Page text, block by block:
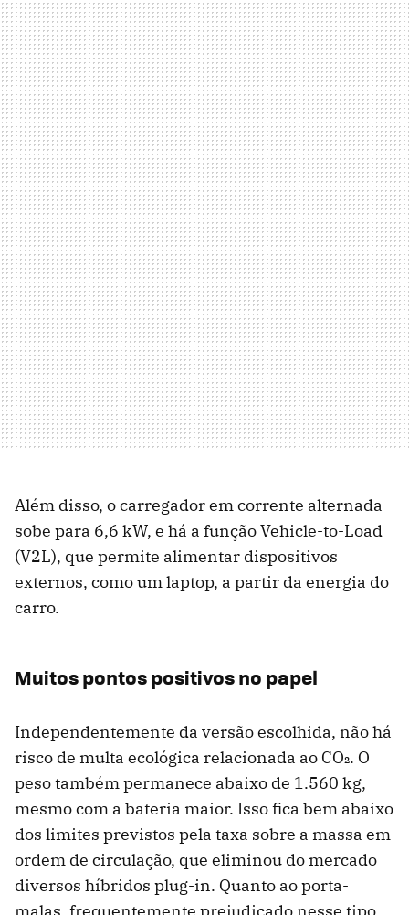
Além disso, o carregador em corrente alternada
sobe para 6,6 kW, e há a função Vehicle-to-Load
(V2L), que permite alimentar dispositivos
externos, como um laptop, a partir da energia do
carro.
Muitos pontos positivos no papel
Independentemente da versão escolhida, não há
risco de multa ecológica relacionada ao CO₂. O
peso também permanece abaixo de 1.560 kg,
mesmo com a bateria maior. Isso fica bem abaixo
dos limites previstos pela taxa sobre a massa em
ordem de circulação, que eliminou do mercado
diversos híbridos plug-in. Quanto ao porta-